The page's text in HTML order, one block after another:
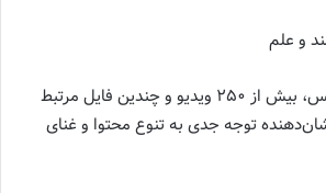
و علم
جهش بیش از ۵۰۰ عکس، بیش از ۲۵۰ ویدیو و چندین فایل مرتبط
توجه جدی به تنوع محتوا و غنای